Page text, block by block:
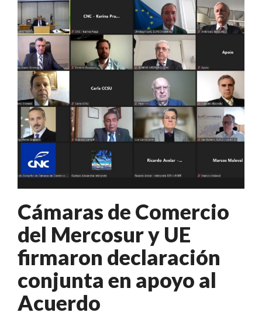
Cámaras de Comercio
del Mercosur y UE
firmaron declaración
conjunta en apoyo al
Acuerdo